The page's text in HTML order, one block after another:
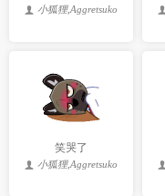
小狐狸,Aggretsuko
笑哭了
小狐狸,Aggretsuko